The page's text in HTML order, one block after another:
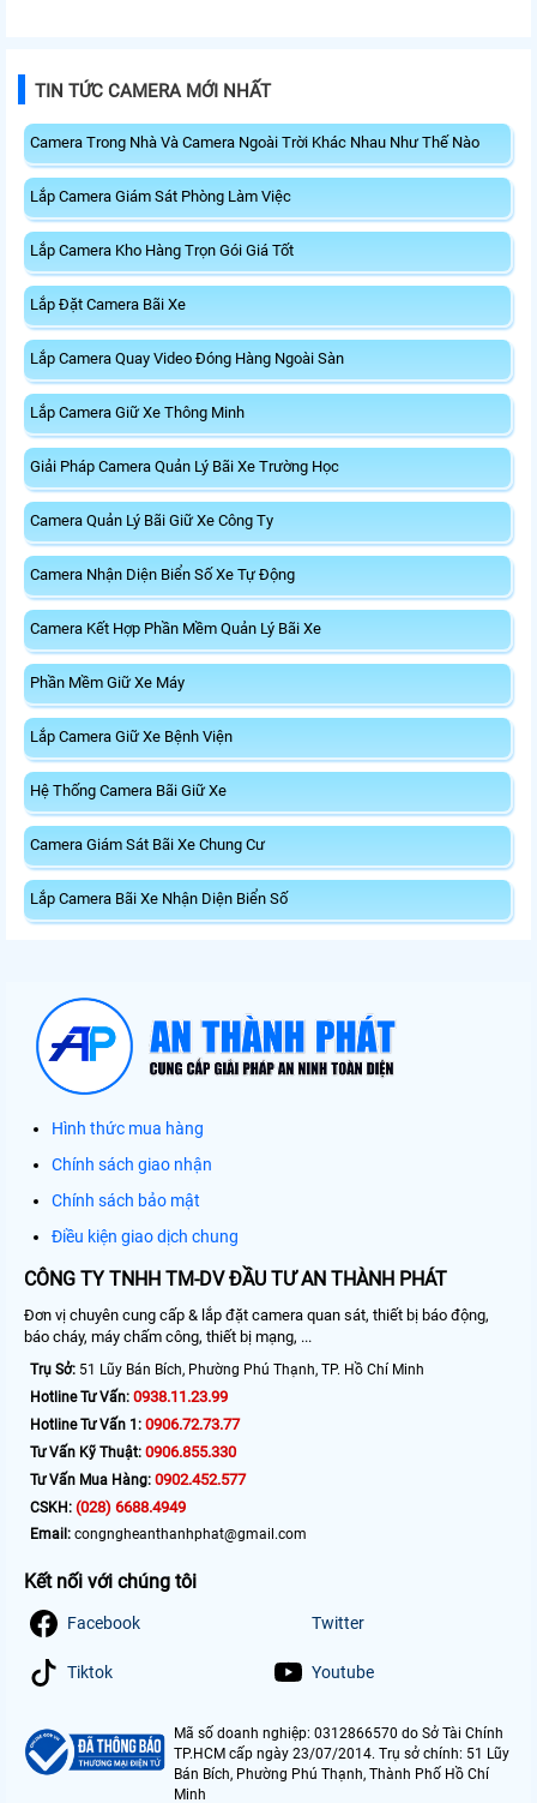
TIN TỨC CAMERA MỚI NHẤT
Camera Trong Nhà Và Camera Ngoài Trời Khác Nhau Như Thế Nào
Lắp Camera Giám Sát Phòng Làm Việc
Lắp Camera Kho Hàng Trọn Gói Giá Tốt
Lắp Đặt Camera Bãi Xe
Lắp Camera Quay Video Đóng Hàng Ngoài Sàn
Lắp Camera Giữ Xe Thông Minh
Giải Pháp Camera Quản Lý Bãi Xe Trường Học
Camera Quản Lý Bãi Giữ Xe Công Ty
Camera Nhận Diện Biển Số Xe Tự Động
Camera Kết Hợp Phần Mềm Quản Lý Bãi Xe
Phần Mềm Giữ Xe Máy
Lắp Camera Giữ Xe Bệnh Viện
Hệ Thống Camera Bãi Giữ Xe
Camera Giám Sát Bãi Xe Chung Cư
Lắp Camera Bãi Xe Nhận Diện Biển Số
Hình thức mua hàng
Chính sách giao nhận
Chính sách bảo mật
Điều kiện giao dịch chung
CÔNG TY TNHH TM-DV ĐẦU TƯ AN THÀNH PHÁT
Đơn vị chuyên cung cấp & lắp đặt camera quan sát, thiết bị báo động,
báo cháy, máy chấm công, thiết bị mạng, ...
Trụ Sở: 51 Lũy Bán Bích, Phường Phú Thạnh, TP. Hồ Chí Minh
Hotline Tư Vấn: 0938.11.23.99
Hotline Tư Vấn 1: 0906.72.73.77
Tư Vấn Kỹ Thuật: 0906.855.330
Tư Vấn Mua Hàng: 0902.452.577
CSKH: (028) 6688.4949
Email: congngheanthanhphat@gmail.com
Kết nối với chúng tôi
Facebook Twitter
Tiktok Youtube
Mã số doanh nghiệp: 0312866570 do Sở Tài Chính
TP.HCM cấp ngày 23/07/2014. Trụ sở chính: 51 Lũy
Bán Bích, Phường Phú Thạnh, Thành Phố Hồ Chí
Minh